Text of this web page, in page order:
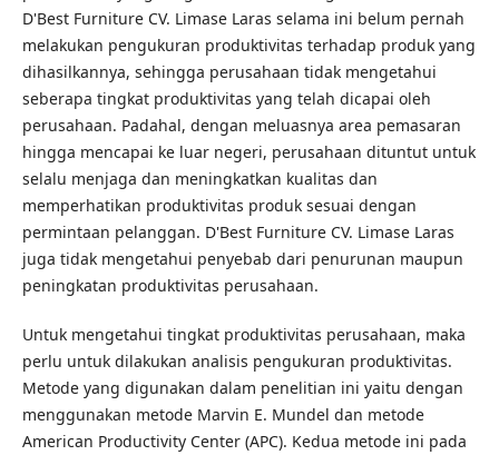
D'Best Furniture CV. Limase Laras selama ini belum pernah
melakukan pengukuran produktivitas terhadap produk yang
dihasilkannya, sehingga perusahaan tidak mengetahui
seberapa tingkat produktivitas yang telah dicapai oleh
perusahaan. Padahal, dengan meluasnya area pemasaran
hingga mencapai ke luar negeri, perusahaan dituntut untuk
selalu menjaga dan meningkatkan kualitas dan
memperhatikan produktivitas produk sesuai dengan
permintaan pelanggan. D'Best Furniture CV. Limase Laras
juga tidak mengetahui penyebab dari penurunan maupun
peningkatan produktivitas perusahaan.
Untuk mengetahui tingkat produktivitas perusahaan, maka
perlu untuk dilakukan analisis pengukuran produktivitas.
Metode yang digunakan dalam penelitian ini yaitu dengan
menggunakan metode Marvin E. Mundel dan metode
American Productivity Center (APC). Kedua metode ini pada